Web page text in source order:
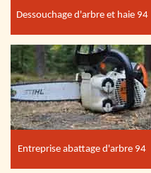
Dessouchage d'arbre et haie 94
Entreprise abattage d'arbre 94